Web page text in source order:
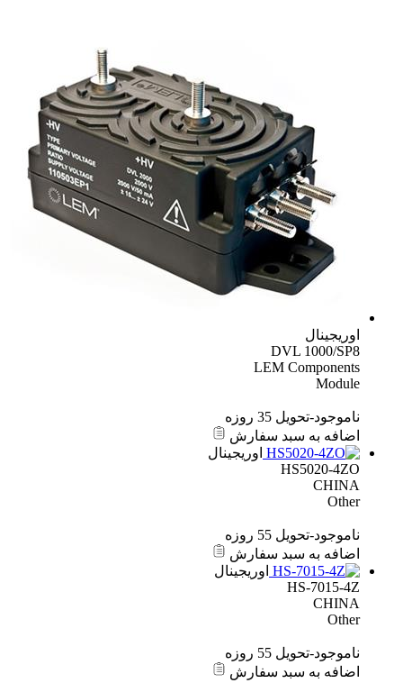
اوریجینال
DVL 1000/SP8
LEM Components
Module
ناموجود-تحویل 35 روزه
اضافه به سبد سفارش
اوریجینال
HS5020-4ZO
CHINA
Other
ناموجود-تحویل 55 روزه
اضافه به سبد سفارش
اوریجینال
HS-7015-4Z
CHINA
Other
ناموجود-تحویل 55 روزه
اضافه به سبد سفارش